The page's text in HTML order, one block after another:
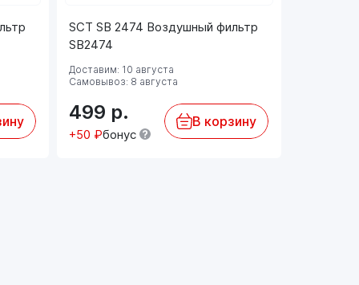
SCT SB 2474 Воздушный фильтр
SB2474
Доставим: 10 августа
Самовывоз: 8 августа
499 р.
+50 ₽бонус
В корзину